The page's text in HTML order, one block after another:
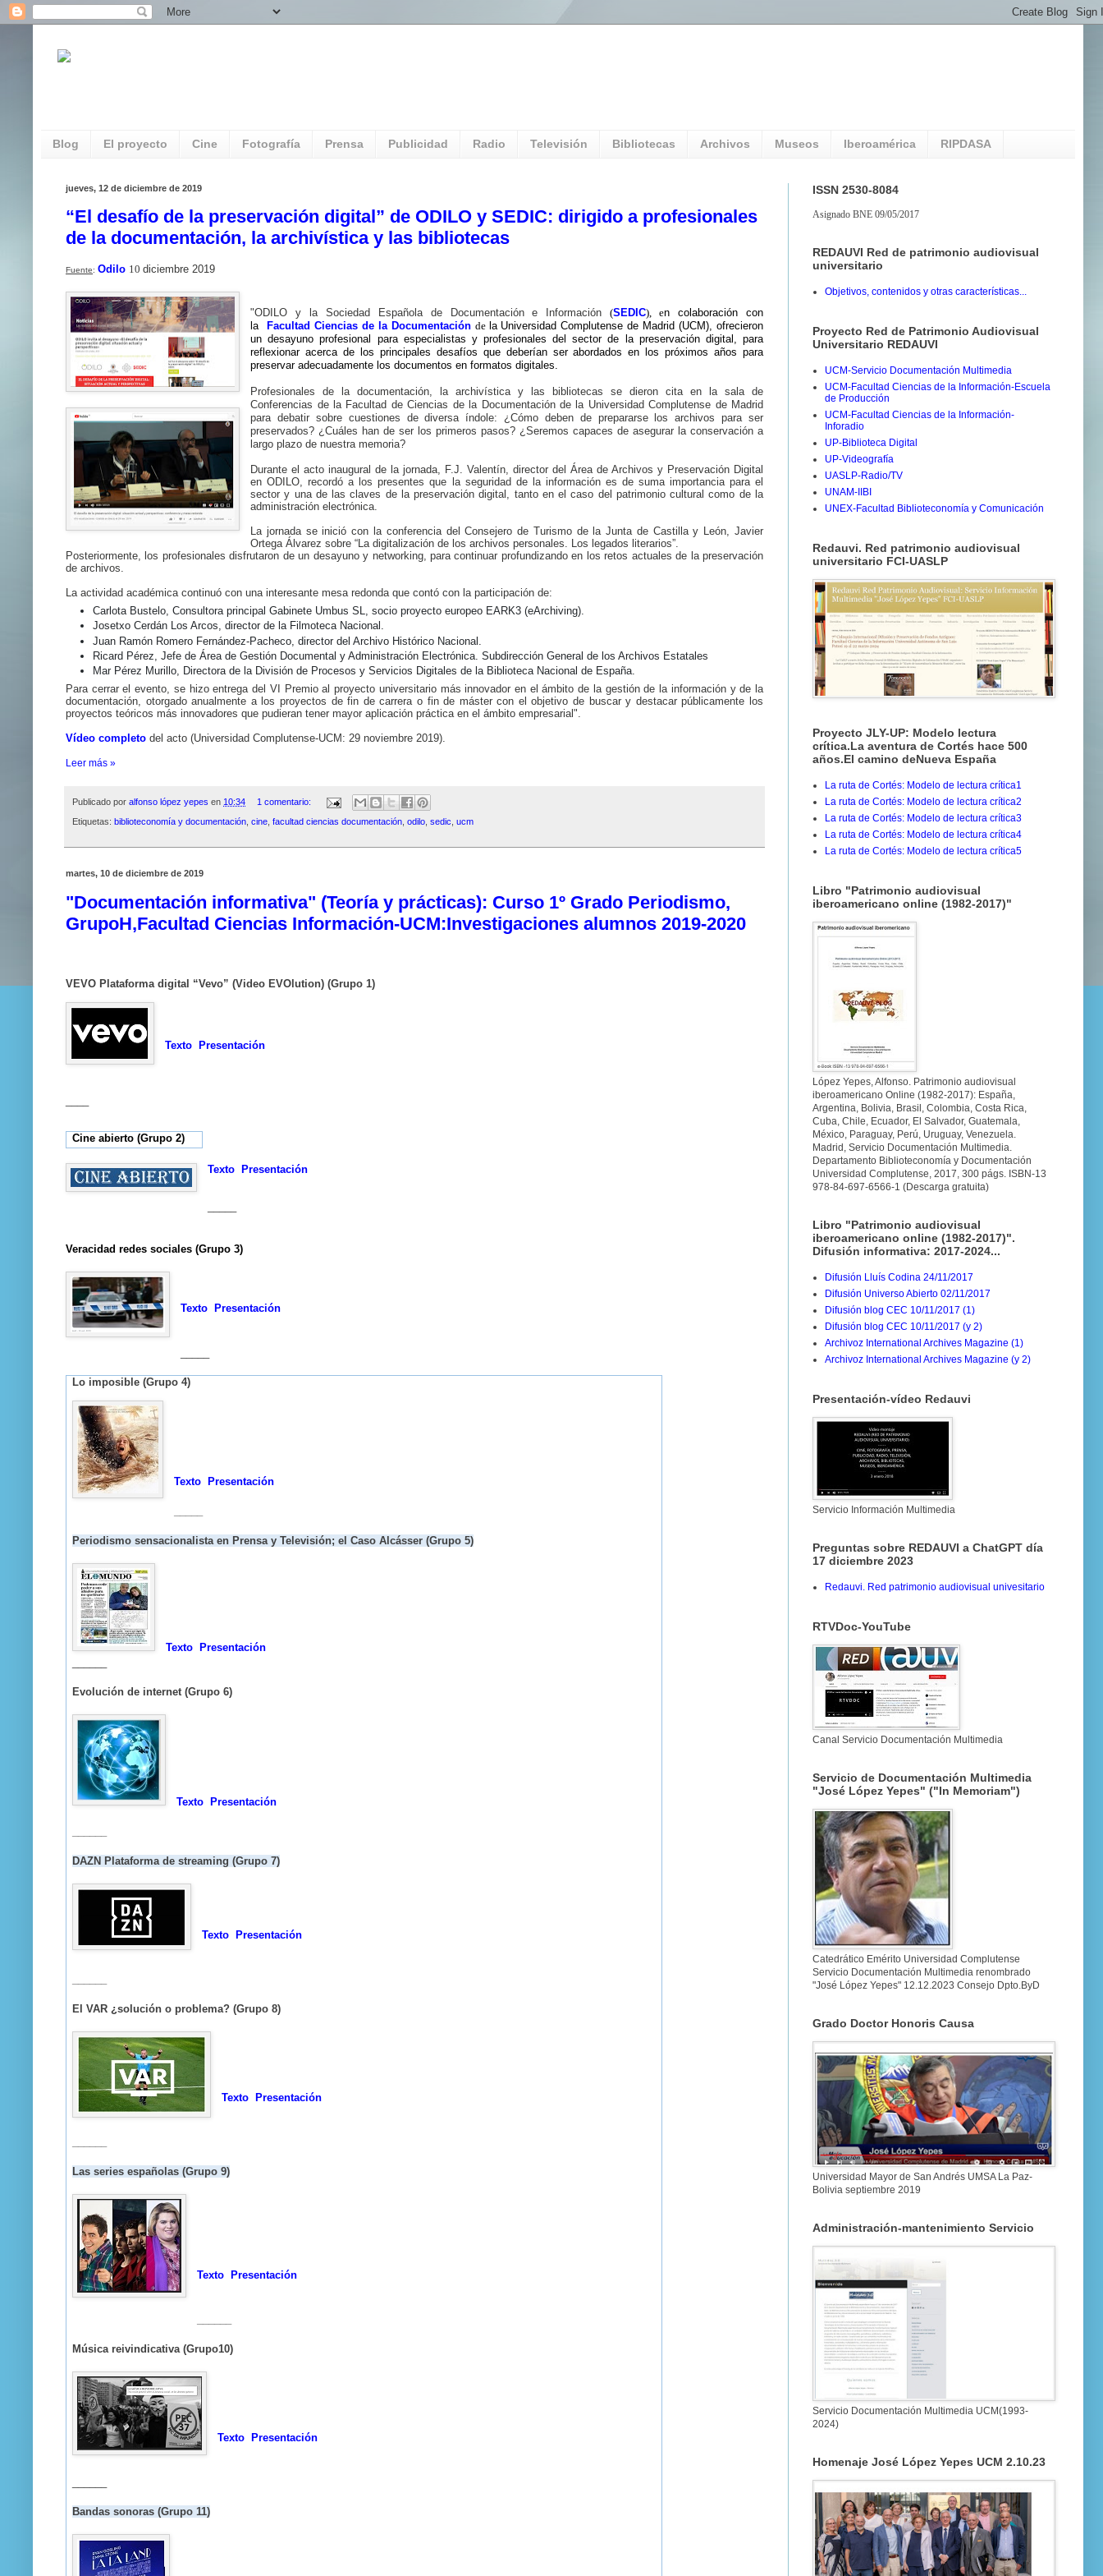
Blog El proyecto Cine Fotografía Prensa Publicidad Radio Televisión Bibliotecas Archivos Museos Iberoamérica RIPDASA
jueves, 12 de diciembre de 2019
“El desafío de la preservación digital” de ODILO y SEDIC: dirigido a profesionales
de la documentación, la archivística y las bibliotecas
Fuente: Odilo 10 diciembre 2019
"ODILO y la Sociedad Española de Documentación e Información(SEDIC), en colaboración con
la
Facultad Ciencias de la Documentación de la Universidad Complutense de Madrid (UCM), ofrecieron
un desayuno profesional para especialistas y profesionales del sector de la preservación digital, para
reflexionar acerca de los principales desafíos que deberían ser abordados en los próximos años para
preservar adecuadamente los documentos en formatos digitales.
Profesionales de la documentación, la archivística y las bibliotecas se dieron cita en la sala de
Conferencias de la Facultad de Ciencias de la Documentación de la Universidad Complutense de Madrid
para debatir sobre cuestiones de diversa índole: ¿Cómo deben de prepararse los archivos para ser
preservados? ¿Cuáles han de ser los primeros pasos? ¿Seremos capaces de asegurar la conservación a
largo plazo de nuestra memoria?
Durante el acto inaugural de la jornada, F.J. Valentín, director del Área de Archivos y Preservación Digital
en ODILO, recordó a los presentes que la seguridad de la información es de suma importancia para el
sector y una de las claves de la preservación digital, tanto en el caso del patrimonio cultural como de la
administración electrónica.
La jornada se inició con la conferencia del Consejero de Turismo de la Junta de Castilla y León, Javier
Ortega Álvarez sobre “La digitalización de los archivos personales. Los legados literarios”.
Posteriormente, los profesionales disfrutaron de un desayuno y networking, para continuar profundizando en los retos actuales de la preservación
de archivos.
La actividad académica continuó con una interesante mesa redonda que contó con la participación de:
Carlota Bustelo, Consultora principal Gabinete Umbus SL, socio proyecto europeo EARK3 (eArchiving).
Josetxo Cerdán Los Arcos, director de la Filmoteca Nacional.
Juan Ramón Romero Fernández-Pacheco, director del Archivo Histórico Nacional.
Ricard Pérez, Jefe de Área de Gestión Documental y Administración Electrónica. Subdirección General de los Archivos Estatales
Mar Pérez Murillo, Directora de la División de Procesos y Servicios Digitales de la Biblioteca Nacional de España.
Para cerrar el evento, se hizo entrega del VI Premio al proyecto universitario más innovador en el ámbito de la gestión de la información y de la
documentación, otorgado anualmente a los proyectos de fin de carrera o fin de máster con el objetivo de buscar y destacar públicamente los
proyectos teóricos más innovadores que pudieran tener mayor aplicación práctica en el ámbito empresarial".
Vídeo completo del acto (Universidad Complutense-UCM: 29 noviembre 2019).
Leer más »
Publicado por alfonso lópez yepes en 10:34 1 comentario:
Etiquetas: biblioteconomía y documentación cine facultad ciencias documentación odilo sedic ucm
martes, 10 de diciembre de 2019
"Documentación informativa" (Teoría y prácticas): Curso 1º Grado Periodismo,
GrupoH,Facultad Ciencias Información-UCM:Investigaciones alumnos 2019-2020
VEVO Plataforma digital “Vevo” (Video EVOlution) (Grupo 1)
Texto Presentación
Cine abierto (Grupo 2)
Texto Presentación
Veracidad redes sociales (Grupo 3)
Texto Presentación
Lo imposible (Grupo 4)
Texto Presentación
Periodismo sensacionalista en Prensa y Televisión; el Caso Alcásser (Grupo 5)
Texto
Presentación
Evolución de internet (Grupo 6)
Texto Presentación
DAZN Plataforma de streaming (Grupo 7)
Texto Presentación
El VAR ¿solución o problema? (Grupo 8)
Texto Presentación
Las series españolas (Grupo 9)
Texto Presentación
Música reivindicativa (Grupo10)
Texto Presentación
Bandas sonoras (Grupo 11)
ISSN 2530-8084
Asignado BNE 09/05/2017
REDAUVI Red de patrimonio audiovisual
universitario
Objetivos, contenidos y otras características...
Proyecto Red de Patrimonio Audiovisual
Universitario REDAUVI
UCM-Servicio Documentación Multimedia
UCM-Facultad Ciencias de la Información-Escuela
de Producción
UCM-Facultad Ciencias de la Información-
Inforadio
UP-Biblioteca Digital
UP-Videografía
UASLP-Radio/TV
UNAM-IIBI
UNEX-Facultad Biblioteconomía y Comunicación
Redauvi. Red patrimonio audiovisual
universitario FCI-UASLP
Proyecto JLY-UP: Modelo lectura
crítica.La aventura de Cortés hace 500
años.El camino deNueva España
La ruta de Cortés: Modelo de lectura crítica1
La ruta de Cortés: Modelo de lectura crítica2
La ruta de Cortés: Modelo de lectura crítica3
La ruta de Cortés: Modelo de lectura crítica4
La ruta de Cortés: Modelo de lectura crítica5
Libro "Patrimonio audiovisual
iberoamericano online (1982-2017)"
López Yepes, Alfonso. Patrimonio audiovisual
iberoamericano Online (1982-2017): España,
Argentina, Bolivia, Brasil, Colombia, Costa Rica,
Cuba, Chile, Ecuador, El Salvador, Guatemala,
México, Paraguay, Perú, Uruguay, Venezuela.
Madrid, Servicio Documentación Multimedia.
Departamento Biblioteconomía y Documentación
Universidad Complutense, 2017, 300 págs. ISBN-13
978-84-697-6566-1 (Descarga gratuita)
Libro "Patrimonio audiovisual
iberoamericano online (1982-2017)".
Difusión informativa: 2017-2024...
Difusión Lluís Codina 24/11/2017
Difusión Universo Abierto 02/11/2017
Difusión blog CEC 10/11/2017 (1)
Difusión blog CEC 10/11/2017 (y 2)
Archivoz International Archives Magazine (1)
Archivoz International Archives Magazine (y 2)
Presentación-vídeo Redauvi
Servicio Información Multimedia
Preguntas sobre REDAUVI a ChatGPT día
17 diciembre 2023
Redauvi. Red patrimonio audiovisual univesitario
RTVDoc-YouTube
Canal Servicio Documentación Multimedia
Servicio de Documentación Multimedia
"José López Yepes" ("In Memoriam")
Catedrático Emérito Universidad Complutense
Servicio Documentación Multimedia renombrado
"José López Yepes" 12.12.2023 Consejo Dpto.ByD
Grado Doctor Honoris Causa
Universidad Mayor de San Andrés UMSA La Paz-
Bolivia septiembre 2019
Administración-mantenimiento Servicio
Servicio Documentación Multimedia UCM(1993-
2024)
Homenaje José López Yepes UCM 2.10.23